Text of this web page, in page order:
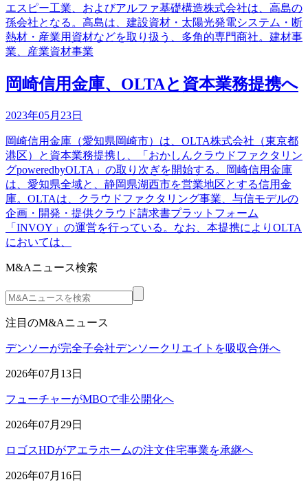
エスピー工業、およびアルファ基礎構造株式会社は、高島の
孫会社となる。高島は、建設資材・太陽光発電システム・断
熱材・産業用資材などを取り扱う、多角的専門商社。建材事
業、産業資材事業
岡崎信用金庫、OLTAと資本業務提携へ
2023年05月23日
岡崎信用金庫（愛知県岡崎市）は、OLTA株式会社（東京都
港区）と資本業務提携し、「おかしんクラウドファクタリン
グpoweredbyOLTA」の取り次ぎを開始する。岡崎信用金庫
は、愛知県全域と、静岡県湖西市を営業地区とする信用金
庫。OLTAは、クラウドファクタリング事業、与信モデルの
企画・開発・提供クラウド請求書プラットフォーム
「INVOY」の運営を行っている。なお、本提携によりOLTA
においては、
M&Aニュース検索
注目のM&Aニュース
デンソーが完全子会社デンソークリエイトを吸収合併へ
2026年07月13日
フューチャーがMBOで非公開化へ
2026年07月29日
ロゴスHDがアエラホームの注文住宅事業を承継へ
2026年07月16日